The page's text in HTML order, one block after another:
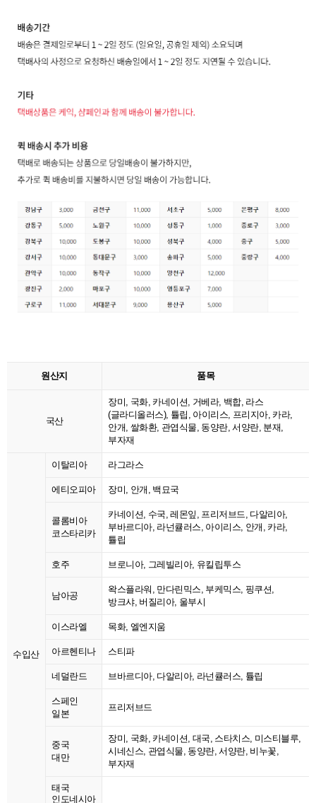
원산지 품목
국산
장미, 국화, 카네이션, 거베라, 백합, 라스
(글라디올러스), 튤립, 아이리스, 프리지아, 카라,
안개, 쌀화환, 관엽식물, 동양란, 서양란, 분재,
부자재
수입산
이탈리아 라그라스
에티오피아 장미, 안개, 백묘국
콜롬비아
코스타리카
카네이션, 수국, 레몬잎, 프리저브드, 다알리아,
부바르디아, 라넌큘러스, 아이리스, 안개, 카라,
튤립
호주 브로니아, 그레빌리아, 유킬립투스
남아공
왁스플라워, 만다린믹스, 부케믹스, 핑쿠션,
방크샤, 버질리아, 울부시
이스라엘 목화, 엘엔지움
아르헨티나 스티파
네덜란드 브바르디아, 다알리아, 라넌큘러스, 튤립
스페인
일본
프리저브드
중국
대만
장미, 국화, 카네이션, 대국, 스타치스, 미스티블루,
시네신스, 관엽식물, 동양란, 서양란, 비누꽃,
부자재
태국
인도네시아